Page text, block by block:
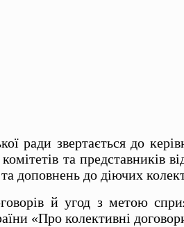
ради звертається до
та представників
доповнень до діючих
й угод з метою
«Про колективні